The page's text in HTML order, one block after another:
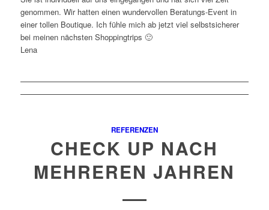
genommen. Wir hatten einen wundervollen Beratungs-Event in
einer tollen Boutique. Ich fühle mich ab jetzt viel selbstsicherer
bei meinen nächsten Shoppingtrips 🙂
Lena
REFERENZEN
CHECK UP NACH
MEHREREN JAHREN